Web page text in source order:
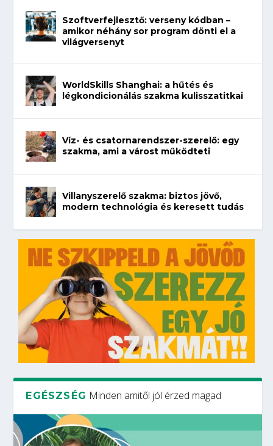
Szoftverfejlesztő: verseny kódban –
amikor néhány sor program dönti el a
világversenyt
WorldSkills Shanghai: a hűtés és
légkondicionálás szakma kulisszatitkai
Víz- és csatornarendszer-szerelő: egy
szakma, ami a várost működteti
Villanyszerelő szakma: biztos jövő,
modern technológia és keresett tudás
EGÉSZSÉG Minden amitől jól érzed magad